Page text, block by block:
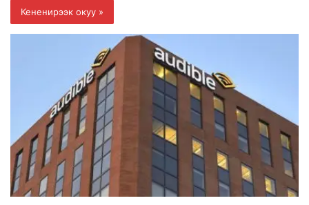
Кененирээк окуу »